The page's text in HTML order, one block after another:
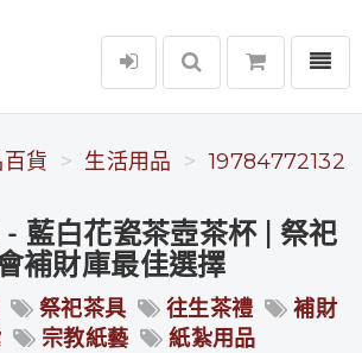
貨
選單
貨 生活用品 19784772132
藍白花瓷茶壺茶杯 | 祭祀
補財庫最佳選擇
祭祀茶具 往生茶禮
補財
宗教紙藝 紙紮用品